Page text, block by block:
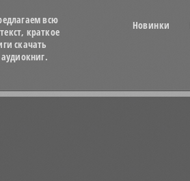
всю
краткое
скачать
Новинки